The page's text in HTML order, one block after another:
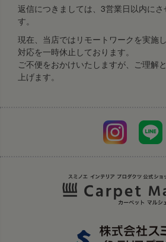
返信につきましては、3営業日以内にさ
す。
現在、当店ではリモートワークを実施
対応を一時休止しております。
ご不便をおかけいたしますが、ご理解
上げます。